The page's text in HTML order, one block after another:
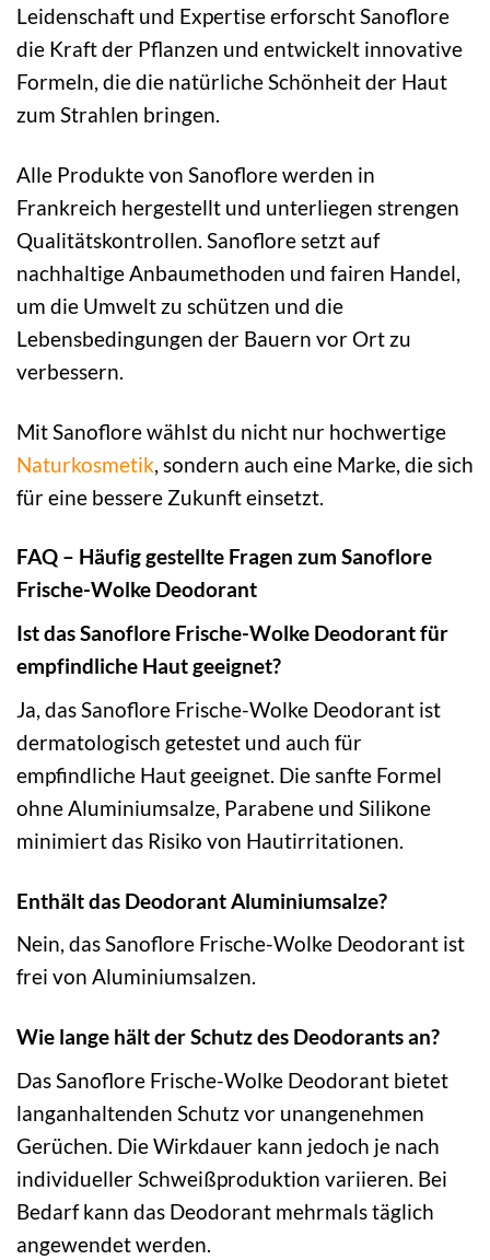
Leidenschaft und Expertise erforscht Sanoflore
die Kraft der Pflanzen und entwickelt innovative
Formeln, die die natürliche Schönheit der Haut
zum Strahlen bringen.
Alle Produkte von Sanoflore werden in
Frankreich hergestellt und unterliegen strengen
Qualitätskontrollen. Sanoflore setzt auf
nachhaltige Anbaumethoden und fairen Handel,
um die Umwelt zu schützen und die
Lebensbedingungen der Bauern vor Ort zu
verbessern.
Mit Sanoflore wählst du nicht nur hochwertige
Naturkosmetik , sondern auch eine Marke, die sich
für eine bessere Zukunft einsetzt.
FAQ – Häufig gestellte Fragen zum Sanoflore
Frische-Wolke Deodorant
Ist das Sanoflore Frische-Wolke Deodorant für
empfindliche Haut geeignet?
Ja, das Sanoflore Frische-Wolke Deodorant ist
dermatologisch getestet und auch für
empfindliche Haut geeignet. Die sanfte Formel
ohne Aluminiumsalze, Parabene und Silikone
minimiert das Risiko von Hautirritationen.
Enthält das Deodorant Aluminiumsalze?
Nein, das Sanoflore Frische-Wolke Deodorant ist
frei von Aluminiumsalzen.
Wie lange hält der Schutz des Deodorants an?
Das Sanoflore Frische-Wolke Deodorant bietet
langanhaltenden Schutz vor unangenehmen
Gerüchen. Die Wirkdauer kann jedoch je nach
individueller Schweißproduktion variieren. Bei
Bedarf kann das Deodorant mehrmals täglich
angewendet werden.